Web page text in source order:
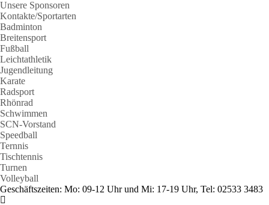
Unsere Sponsoren
Kontakte/Sportarten
Badminton
Breitensport
Fußball
Leichtathletik
Jugendleitung
Karate
Radsport
Rhönrad
Schwimmen
SCN-Vorstand
Speedball
Ternnis
Tischtennis
Turnen
Volleyball
Geschäftszeiten: Mo: 09-12 Uhr und Mi: 17-19 Uhr, Tel: 02533 3483